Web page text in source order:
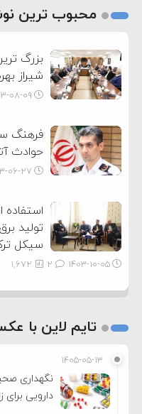
2
محبوب ترین
بزرگ
شیراز
۱۴۰۳-
حوادث
۱۴۰۳-
تولید
سیکل
۱۴۰۳-۱۰-۰۵ 1,672
تایم لاین با
۱۴۰۵-۰۵-۱۳
نگهداری
دارویی برای